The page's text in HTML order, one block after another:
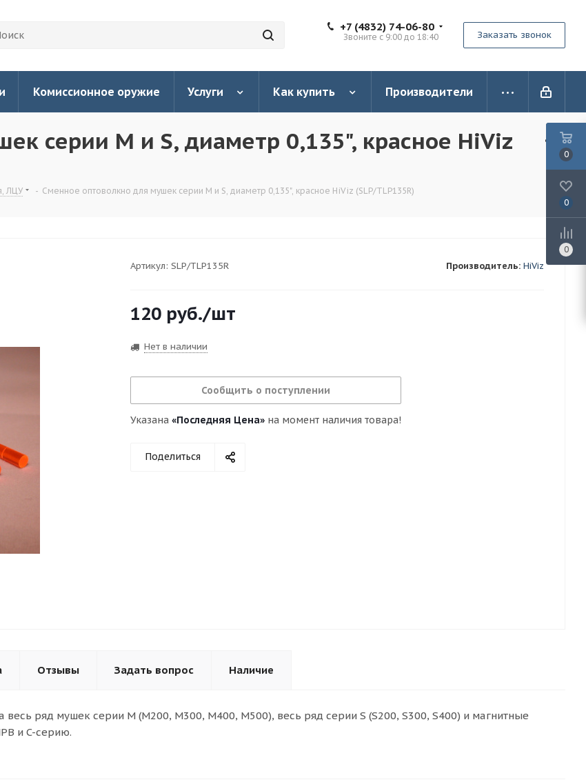
+7 (4832) 74-06-80
Звоните с 9:00 до 18:40 Заказать звонок
Комиссионное оружие Услуги Как купить Производители
серии M и S, диаметр 0,135", красное HiViz
ЛЦУ - Сменное оптоволкно для мушек серии M и S, диаметр 0,135", красное HiViz (SLP/TLP135R)
Артикул: SLP/TLP135R Производитель: HiViz
120 руб./шт
Нет в наличии
Сообщить о поступлении
Указана «Последняя Цена» на момент наличия товара!
Поделиться
Отзывы Задать вопрос Наличие
ряд мушек серии M (M200, M300, M400, M500), весь ряд серии S (S200, S300, S400) и магнитные
и C-серию.
0
0
0